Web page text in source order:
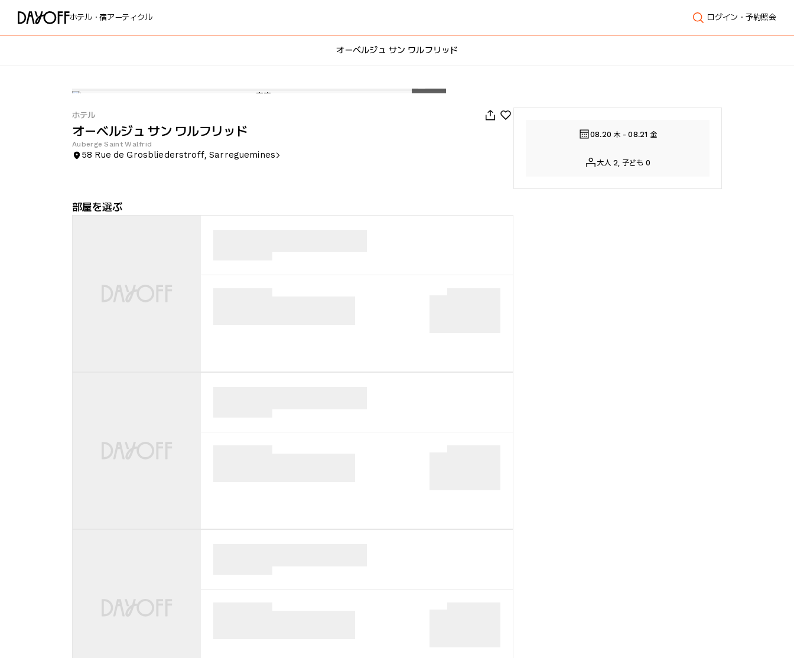
ホテル・宿アーティクル ログイン・予約照会
オーベルジュ サン ワルフリッド
ホテル
オーベルジュ サン ワルフリッド
Auberge Saint Walfrid
58 Rue de Grosbliederstroff, Sarreguemines
部屋を選ぶ
08.20 木 - 08.21 金
大人 2, 子ども 0